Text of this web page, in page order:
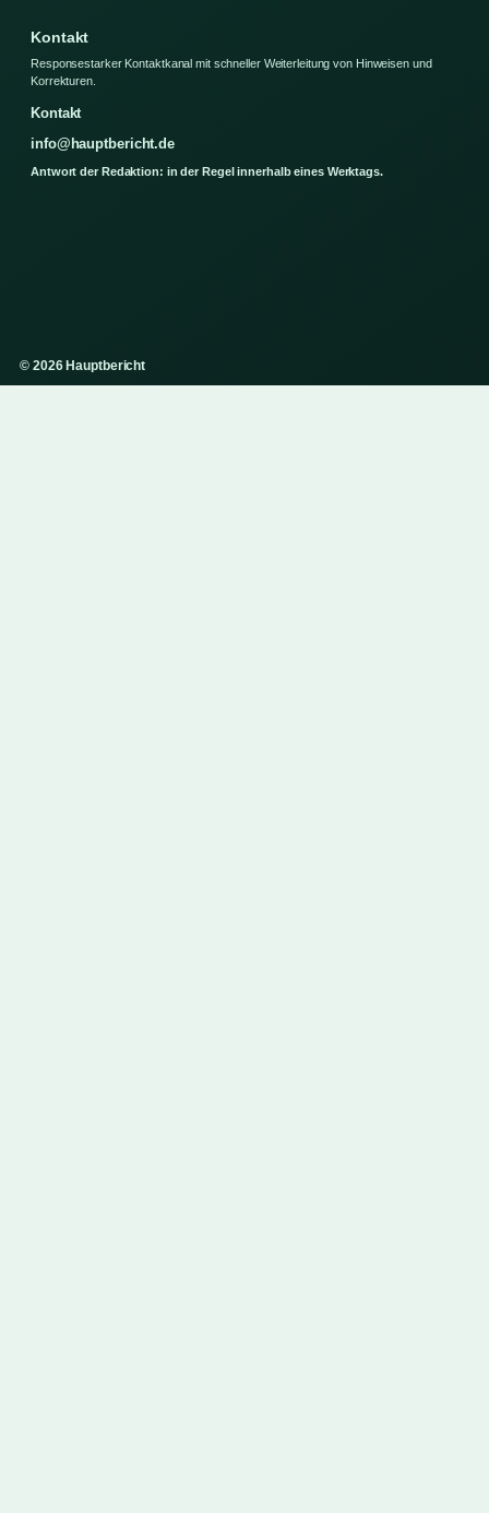
Kontakt
Responsestarker Kontaktkanal mit schneller Weiterleitung von Hinweisen und
Korrekturen.
Kontakt
info@hauptbericht.de
Antwort der Redaktion: in der Regel innerhalb eines Werktags.
© 2026 Hauptbericht